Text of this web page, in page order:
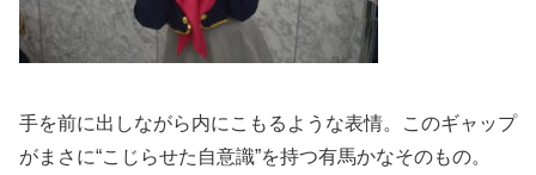
手を前に出しながら内にこもるような表情。このギャップ
がまさに“こじらせた自意識”を持つ有馬かなそのもの。